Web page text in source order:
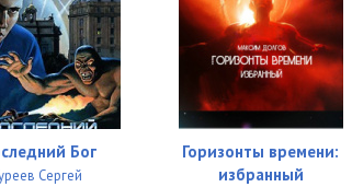
Бог
Сергей
Горизонты времени:
избранный